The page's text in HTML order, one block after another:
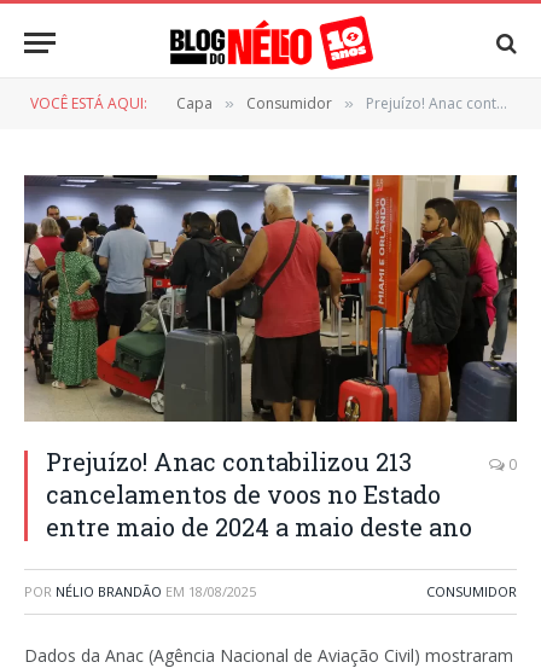
VOCÊ ESTÁ AQUI: Capa » Consumidor » Prejuízo! Anac contabilizou 213 cancelamentos de voos no Estado entre maio de 2024 a maio deste ano
Prejuízo! Anac contabilizou 213
cancelamentos de voos no Estado
entre maio de 2024 a maio deste ano
0
POR NÉLIO BRANDÃO EM 18/08/2025 CONSUMIDOR
Dados da Anac (Agência Nacional de Aviação Civil) mostraram